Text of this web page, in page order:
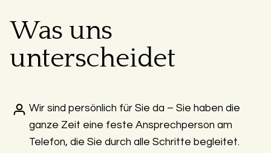
Was uns
unterscheidet
Wir sind persönlich für Sie da – Sie haben die
ganze Zeit eine feste Ansprechperson am
Telefon, die Sie durch alle Schritte begleitet.